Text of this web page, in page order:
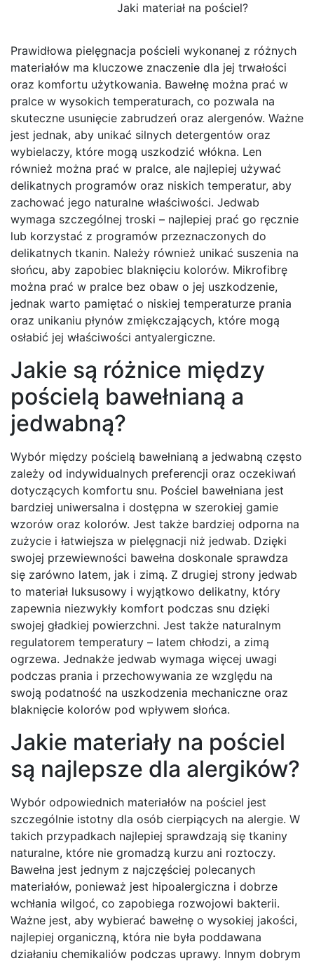
Jaki materiał na pościel?
Prawidłowa pielęgnacja pościeli wykonanej z różnych
materiałów ma kluczowe znaczenie dla jej trwałości
oraz komfortu użytkowania. Bawełnę można prać w
pralce w wysokich temperaturach, co pozwala na
skuteczne usunięcie zabrudzeń oraz alergenów. Ważne
jest jednak, aby unikać silnych detergentów oraz
wybielaczy, które mogą uszkodzić włókna. Len
również można prać w pralce, ale najlepiej używać
delikatnych programów oraz niskich temperatur, aby
zachować jego naturalne właściwości. Jedwab
wymaga szczególnej troski – najlepiej prać go ręcznie
lub korzystać z programów przeznaczonych do
delikatnych tkanin. Należy również unikać suszenia na
słońcu, aby zapobiec blaknięciu kolorów. Mikrofibrę
można prać w pralce bez obaw o jej uszkodzenie,
jednak warto pamiętać o niskiej temperaturze prania
oraz unikaniu płynów zmiękczających, które mogą
osłabić jej właściwości antyalergiczne.
Jakie są różnice między
pościelą bawełnianą a
jedwabną?
Wybór między pościelą bawełnianą a jedwabną często
zależy od indywidualnych preferencji oraz oczekiwań
dotyczących komfortu snu. Pościel bawełniana jest
bardziej uniwersalna i dostępna w szerokiej gamie
wzorów oraz kolorów. Jest także bardziej odporna na
zużycie i łatwiejsza w pielęgnacji niż jedwab. Dzięki
swojej przewiewności bawełna doskonale sprawdza
się zarówno latem, jak i zimą. Z drugiej strony jedwab
to materiał luksusowy i wyjątkowo delikatny, który
zapewnia niezwykły komfort podczas snu dzięki
swojej gładkiej powierzchni. Jest także naturalnym
regulatorem temperatury – latem chłodzi, a zimą
ogrzewa. Jednakże jedwab wymaga więcej uwagi
podczas prania i przechowywania ze względu na
swoją podatność na uszkodzenia mechaniczne oraz
blaknięcie kolorów pod wpływem słońca.
Jakie materiały na pościel
są najlepsze dla alergików?
Wybór odpowiednich materiałów na pościel jest
szczególnie istotny dla osób cierpiących na alergie. W
takich przypadkach najlepiej sprawdzają się tkaniny
naturalne, które nie gromadzą kurzu ani roztoczy.
Bawełna jest jednym z najczęściej polecanych
materiałów, ponieważ jest hipoalergiczna i dobrze
wchłania wilgoć, co zapobiega rozwojowi bakterii.
Ważne jest, aby wybierać bawełnę o wysokiej jakości,
najlepiej organiczną, która nie była poddawana
działaniu chemikaliów podczas uprawy. Innym dobrym